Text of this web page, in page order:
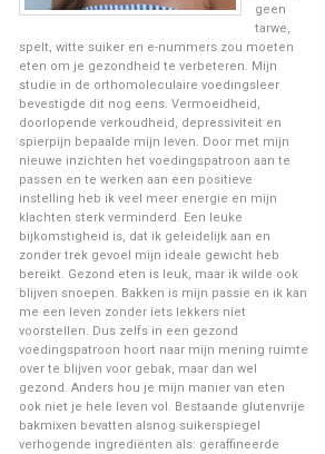
geen
tarwe,
spelt, witte suiker en e-nummers zou moeten
eten om je gezondheid te verbeteren. Mijn
studie in de orthomoleculaire voedingsleer
bevestigde dit nog eens. Vermoeidheid,
doorlopende verkoudheid, depressiviteit en
spierpijn bepaalde mijn leven. Door met mijn
nieuwe inzichten het voedingspatroon aan te
passen en te werken aan een positieve
instelling heb ik veel meer energie en mijn
klachten sterk verminderd. Een leuke
bijkomstigheid is, dat ik geleidelijk aan en
zonder trek gevoel mijn ideale gewicht heb
bereikt. Gezond eten is leuk, maar ik wilde ook
blijven snoepen. Bakken is mijn passie en ik kan
me een leven zonder iets lekkers niet
voorstellen. Dus zelfs in een gezond
voedingspatroon hoort naar mijn mening ruimte
over te blijven voor gebak, maar dan wel
gezond. Anders hou je mijn manier van eten
ook niet je hele leven vol. Bestaande glutenvrije
bakmixen bevatten alsnog suikerspiegel
verhogende ingrediënten als: geraffineerde